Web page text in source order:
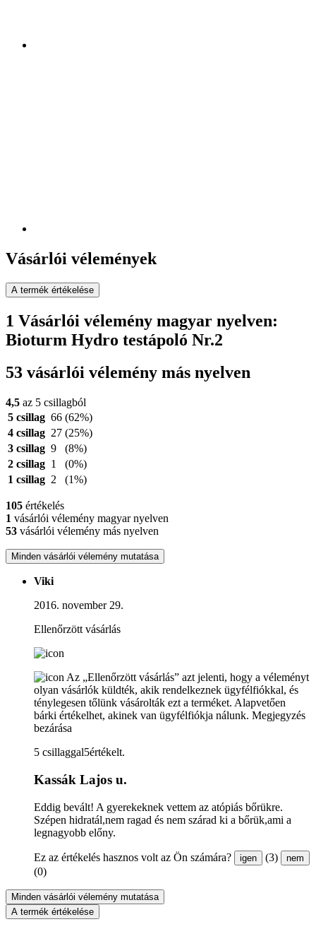
Vásárlói vélemények
A termék értékelése
1 Vásárlói vélemény magyar nyelven:
Bioturm Hydro testápoló Nr.2
53 vásárlói vélemény más nyelven
4,5 az 5 csillagból
5 csillag 66 (62%)
4 csillag 27 (25%)
3 csillag 9
(8%)
2 csillag 1
(0%)
1 csillag 2 (1%)
105 értékelés
1 vásárlói vélemény magyar nyelven
53 vásárlói vélemény más nyelven
Minden vásárlói vélemény mutatása
Viki
2016. november 29.
Ellenőrzött vásárlás
Az „Ellenőrzött vásárlás” azt jelenti, hogy a véleményt
olyan vásárlók küldték, akik rendelkeznek ügyfélfiókkal, és
ténylegesen tőlünk vásárolták ezt a terméket. Alapvetően
bárki értékelhet, akinek van ügyfélfiókja nálunk. Megjegyzés
bezárása
5 csillaggal5értékelt.
Kassák Lajos u.
Eddig bevált! A gyerekeknek vettem az atópiás bőrükre.
Szépen hidratál,nem ragad és nem szárad ki a bőrük,ami a
legnagyobb előny.
Ez az értékelés hasznos volt az Ön számára? igen (3) nem
(0)
Minden vásárlói vélemény mutatása
A termék értékelése